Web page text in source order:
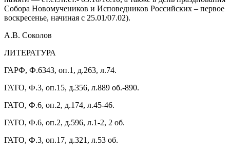
А.В. Соколов
ЛИТЕРАТУРА
ГАРФ, Ф.6343, оп.1, д.263, л.74.
ГАТО, Ф.3, оп.15, д.356, л.889 об.-890.
ГАТО, Ф.6, оп.2, д.174, л.45-46.
ГАТО, Ф.6, оп.2, д.596, л.1-2, 2 об.
ГАТО, Ф.3, оп.17, д.321, л.53 об.